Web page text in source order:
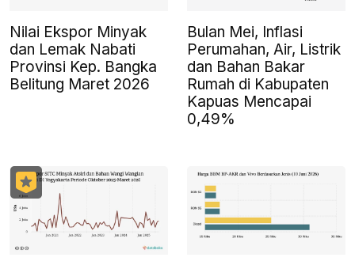
Nilai Ekspor Minyak
dan Lemak Nabati
Provinsi Kep. Bangka
Belitung Maret 2026
Bulan Mei, Inflasi
Perumahan, Air, Listrik
dan Bahan Bakar
Rumah di Kabupaten
Kapuas Mencapai
0,49%